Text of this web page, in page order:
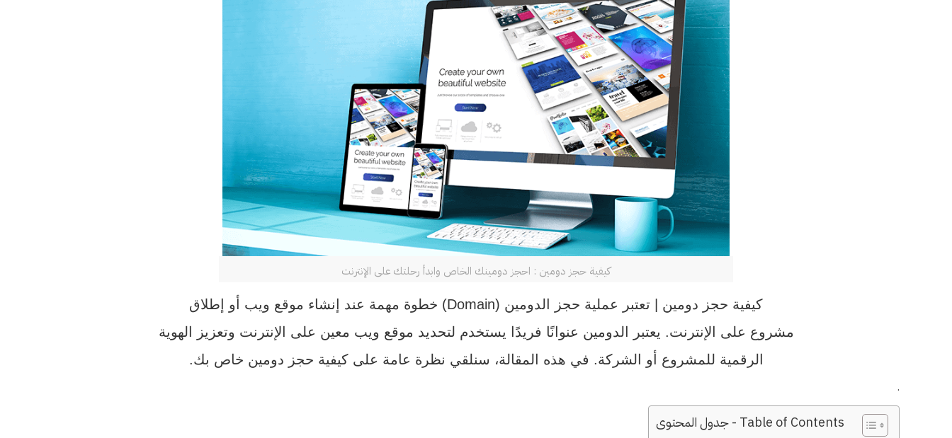
كيفية حجز دومين : احجز دومينك الخاص وابدأ رحلتك على الإنترنت
كيفية حجز دومين | تعتبر عملية حجز الدومين (Domain) خطوة مهمة عند إنشاء موقع ويب أو إطلاق
مشروع على الإنترنت. يعتبر الدومين عنوانًا فريدًا يستخدم لتحديد موقع ويب معين على الإنترنت وتعزيز الهوية
الرقمية للمشروع أو الشركة. في هذه المقالة، سنلقي نظرة عامة على كيفية حجز دومين خاص بك.
.
Table of Contents - جدول المحتوى